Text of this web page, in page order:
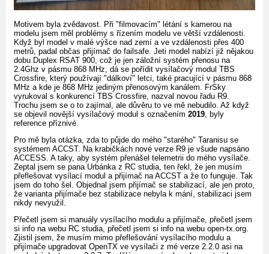
Motivem byla zvědavost. Při "filmovacím" létání s kamerou na
modelu jsem měl problémy s řízením modelu ve větší vzdálenosti.
Když byl model v malé výšce nad zemí a ve vzdálenosti přes 400
metrů, padal občas přijímač do failsafe. Jeti model nabízí již nějakou
dobu Duplex RSAT 900, což je jen záložní systém přenosu na
2.4Ghz v pásmu 868 MHz, dá se pořídit vysílačový modul TBS
Crossfire, který používají "dálkoví" letci, také pracující v pásmu 868
MHz a kde je 868 MHz jediným přenosovým kanálem. FrSky
vyrukoval s konkurencí TBS Crossfire, nazval novou řadu R9.
Trochu jsem se o to zajímal, ale důvěru to ve mě nebudilo. Až když
se objevil novější vysílačový modul s označením 2019 , byly
reference příznivé.
Pro mě byla otázka, zda to půjde do mého "starého" Taranisu se
systémem ACCST. Na krabičkách nové verze R9 je všude napsáno
ACCESS. A taky, aby systém přenášel telemetrii do mého vysílače.
Zeptal jsem se pana Urbánka z RC studia, ten řekl, že jen musím
přeflešovat vysílací modul a přijímač na ACCST a že to funguje. Tak
jsem do toho šel. Objednal jsem přijímač se stabilizací, ale jen proto,
že varianta přijímače bez stabilizace nebyla k mání, stabilizaci jsem
nikdy nevyužil.
Přečetl jsem si manuály vysílacího modulu a přijímače, přečetl jsem
si info na webu RC studia, přečetl jsem si info na webu open-tx.org.
Zjistil jsem, že musím mimo přeflešování vysílacího modulu a
přijímače upgradovat OpenTX ve vysílači z mé verze 2.2.0 asi na